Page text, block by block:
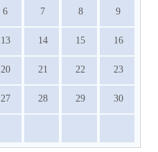
6 7 8 9
13 14 15 16
20 21 22 23
27 28 29 30